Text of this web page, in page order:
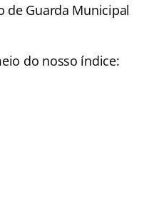
de Guarda Municipal
do nosso índice: